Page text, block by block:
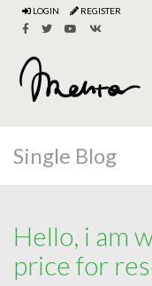
LOGIN REGISTER
Single Blog
Hello, i am
price for